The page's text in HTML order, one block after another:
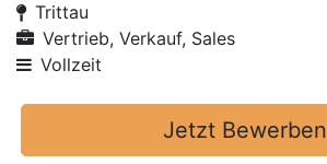
Trittau
Vertrieb, Verkauf, Sales
Vollzeit
Jetzt Bewerben